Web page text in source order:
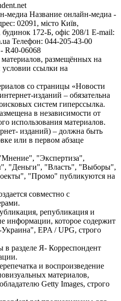
медиа Название онлайн-медиа -
02091, місто Київ,
172-Б, офіс 208/1 E-mail:
Телефон: 044-205-43-00
R40-06068
размещённых на
условии ссылки на
со страницы «Новости
изданий – обязательна
систем гиперссылка.
в независимости от
использования материалов.
изданий) – должна быть
или в первом абзаце
"Экспертиза",
"Деньги", "Власть", "Выборы",
"Промо" публикуются на
совместно с
републикация и
информации, которое содержит
EPA / UPG, строго
в разделе Я- Корреспондент
и воспроизведение
материалов,
Getty Images, строго